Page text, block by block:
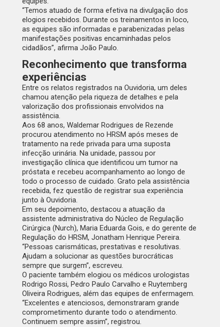
“Temos atuado de forma efetiva na divulgação dos
elogios recebidos. Durante os treinamentos in loco,
as equipes são informadas e parabenizadas pelas
manifestações positivas encaminhadas pelos
cidadãos”, afirma João Paulo.
Reconhecimento que transforma
experiências
Entre os relatos registrados na Ouvidoria, um deles
chamou atenção pela riqueza de detalhes e pela
valorização dos profissionais envolvidos na
assistência.
Aos 68 anos, Waldemar Rodrigues de Rezende
procurou atendimento no HRSM após meses de
tratamento na rede privada para uma suposta
infecção urinária. Na unidade, passou por
investigação clínica que identificou um tumor na
próstata e recebeu acompanhamento ao longo de
todo o processo de cuidado. Grato pela assistência
recebida, fez questão de registrar sua experiência
junto à Ouvidoria.
Em seu depoimento, destacou a atuação da
assistente administrativa do Núcleo de Regulação
Cirúrgica (Nurch), Maria Eduarda Gois, e do gerente de
Regulação do HRSM, Jonatham Henrique Pereira.
“Pessoas carismáticas, prestativas e resolutivas.
Ajudam a solucionar as questões burocráticas
sempre que surgem”, escreveu.
O paciente também elogiou os médicos urologistas
Rodrigo Rossi, Pedro Paulo Carvalho e Ruytemberg
Oliveira Rodrigues, além das equipes de enfermagem.
“Excelentes e atenciosos, demonstraram grande
comprometimento durante todo o atendimento.
Continuem sempre assim”, registrou.